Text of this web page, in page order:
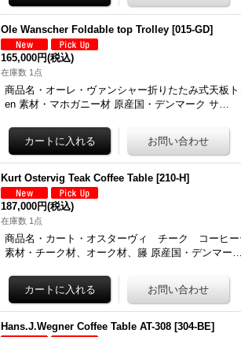
Ole Wanscher Foldable top Trolley [015-GD]
165,000円(税込)
在庫数 1点
商品名・オーレ・ヴァンシャー折りたたみ式天板
en 素材・マホガニー材 原産国・デンマーク サ…
Kurt Ostervig Teak Coffee Table [210-H]
187,000円(税込)
在庫数 1点
商品名・カート・オスターヴィ チーク コーヒー
素材・チーク材、オーク材、籐 原産国・デンマー…
Hans.J.Wegner Coffee Table AT-308 [304-BE]